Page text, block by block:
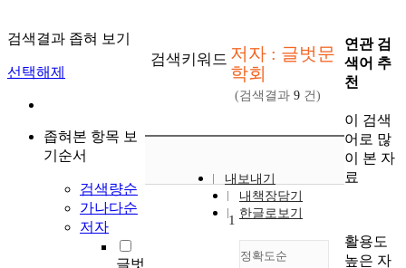
검색결과 좁혀 보기
선택해제
좁혀본 항목 보
기순서
검색량순
가나다순
저자
글벗
검색키워드 저자 : 글벗문
학회
(검색결과 9 건)
내보내기
내책장담기
한글로보기
정확도순
1
연관 검
색어 추
천
이 검색
어로 많
이 본 자
료
활용도
높은 자